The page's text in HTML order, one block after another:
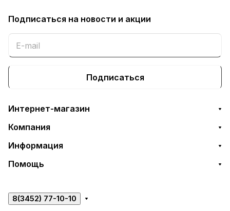
Подписаться на новости и акции
Подписаться
Интернет-магазин
Компания
Информация
Помощь
8(3452) 77-10-10